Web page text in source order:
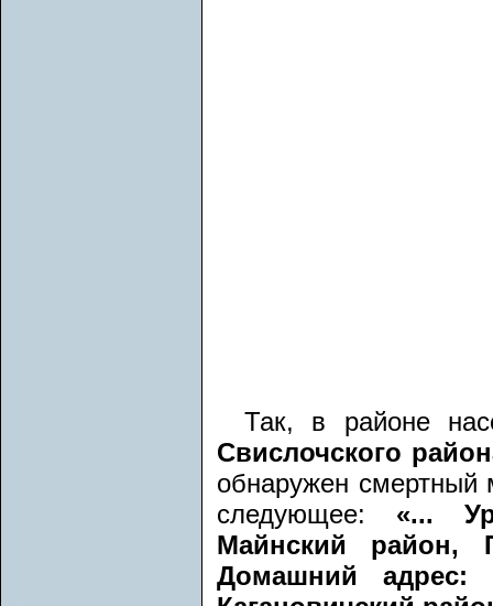
Так, в районе
Свислочского
обнаружен смертный
следующее: «...
Майнский район,
Домашний адрес: